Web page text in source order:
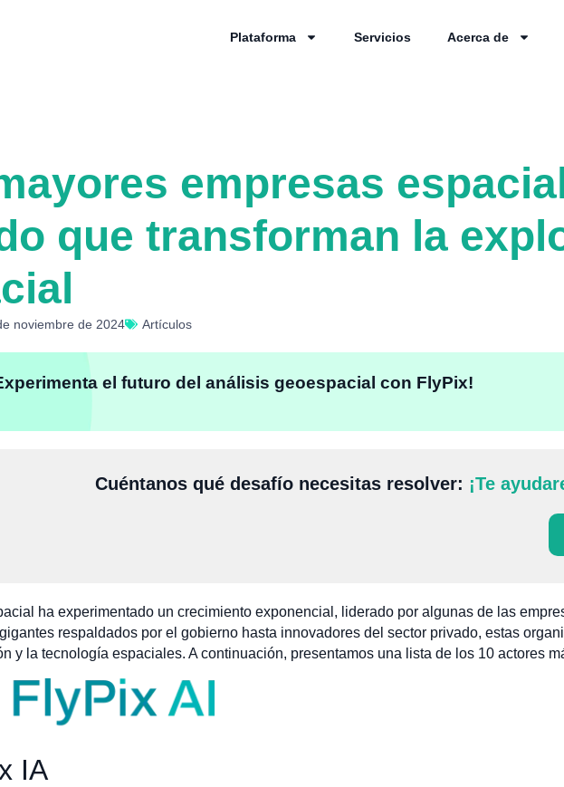
Plataforma Servicios Acerca de
empresas
que transforman la
noviembre de 2024 Artículos
el futuro del análisis geoespacial con FlyPix!
Cuéntanos qué desafío necesitas resolver: ¡Te
ha experimentado un crecimiento exponencial, liderado por algunas de las
respaldados por el gobierno hasta innovadores del sector privado, estas
y la tecnología espaciales. A continuación, presentamos una lista de los 10 actores
IA